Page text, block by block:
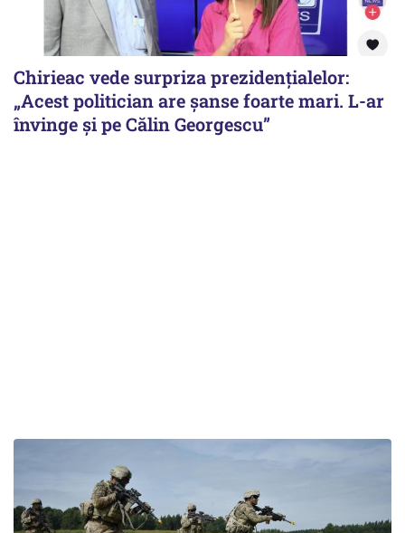
Chirieac vede surpriza prezidențialelor:
„Acest politician are șanse foarte mari. L-ar
învinge și pe Călin Georgescu”